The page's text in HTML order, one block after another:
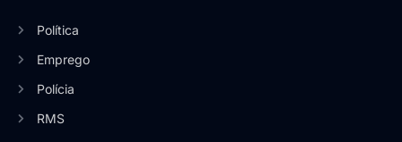
Política
Emprego
Polícia
RMS